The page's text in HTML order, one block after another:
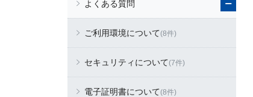
よくある質問
ご利用環境について(8件)
セキュリティについて(7件)
電子証明書について(8件)